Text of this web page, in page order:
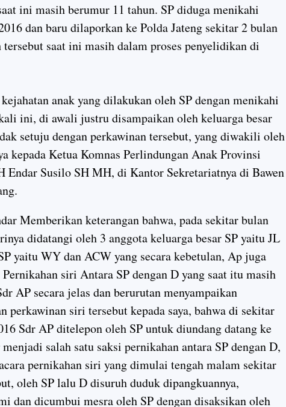
ini masih berumur 11 tahun. SP diduga menikahi
dan baru dilaporkan ke Polda Jateng sekitar 2 bulan
saat ini masih dalam proses penyelidikan di
anak yang dilakukan oleh SP dengan menikahi
ini, di awali justru disampaikan oleh keluarga besar
setuju dengan perkawinan tersebut, yang diwakili oleh
kepada Ketua Komnas Perlindungan Anak Provinsi
Endar Susilo SH MH, di Kantor Sekretariatnya di Bawen
Memberikan keterangan bahwa, pada sekitar bulan
didatangi oleh 3 anggota keluarga besar SP yaitu JL
yaitu WY dan ACW yang secara kebetulan, Ap juga
siri Antara SP dengan D yang saat itu masih
AP secara jelas dan berurutan menyampaikan
perkawinan siri tersebut kepada saya, bahwa di sekitar
Sdr AP ditelepon oleh SP untuk diundang datang ke
salah satu saksi pernikahan antara SP dengan D,
pernikahan siri yang dimulai tengah malam sekitar
oleh SP lalu D disuruh duduk dipangkuannya,
dan dicumbui mesra oleh SP dengan disaksikan oleh